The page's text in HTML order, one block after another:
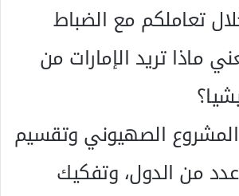
تعاملكم مع الضباط
ماذا تريد الإمارات من
الصهيوني وتقسيم
من الدول، وتفكيك